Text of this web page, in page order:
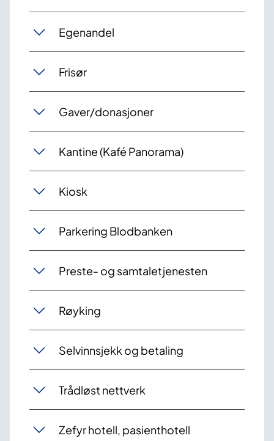
Egenandel
Frisør
Gaver/donasjoner
Kantine (Kafé Panorama)
Kiosk
Parkering Blodbanken
Preste- og samtaletjenesten
Røyking
Selvinnsjekk og betaling
Trådløst nettverk
Zefyr hotell, pasienthotell